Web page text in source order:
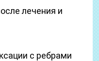
лечения и
с ребрами